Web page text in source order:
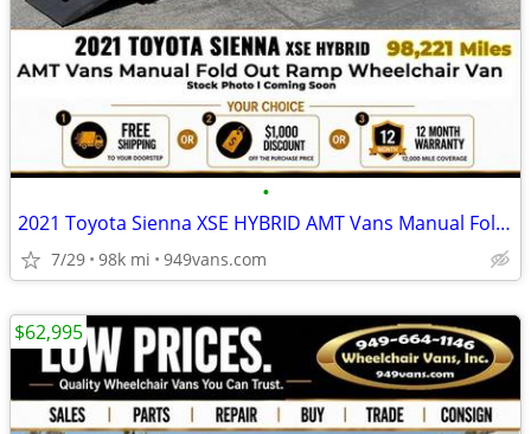
•
2021 Toyota Sienna XSE HYBRID AMT Vans Manual Fold Out Ramp Rear Loa
7/29 98k mi 949vans.com
$62,995